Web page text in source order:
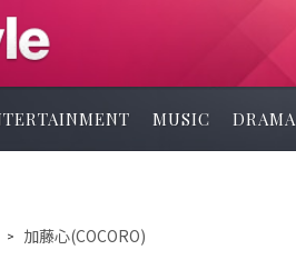
MUSIC DRAMA
加藤心(COCORO)